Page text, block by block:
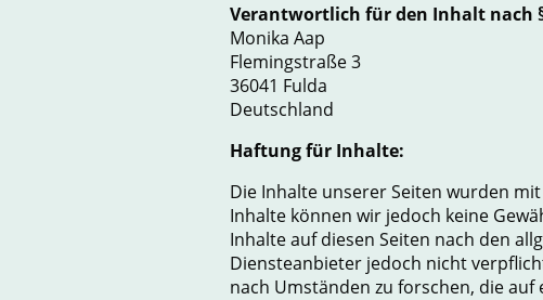
Verantwortlich für den Inhalt nach
Monika Aap
Flemingstraße 3
36041 Fulda
Deutschland
Haftung für Inhalte:
Die Inhalte unserer Seiten wurden
Inhalte können wir jedoch keine
Inhalte auf diesen Seiten nach den
Diensteanbieter jedoch nicht
nach Umständen zu forschen, die